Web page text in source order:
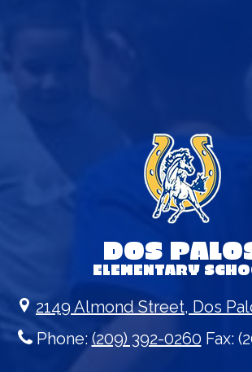
DOS
ELEMENTARY
2149 Almond Street, Dos
Phone: (209) 392-0260 Fax: